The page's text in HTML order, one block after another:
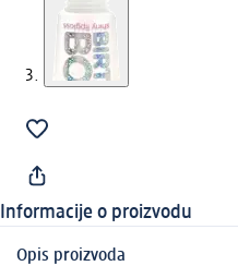
Informacije o proizvodu
Opis proizvoda